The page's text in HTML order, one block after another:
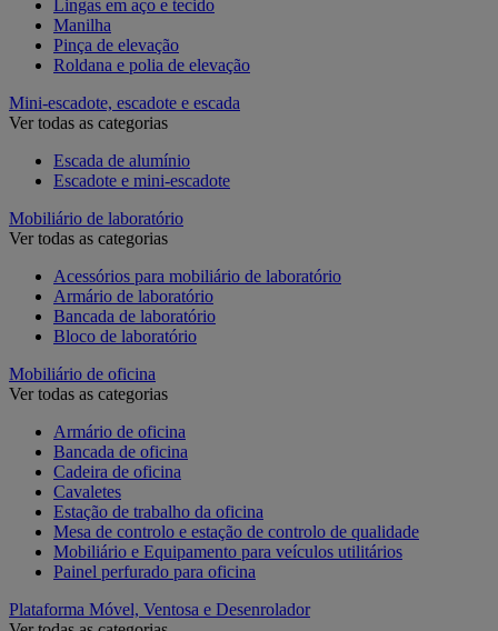
Lingas em aço e tecido
Manilha
Pinça de elevação
Roldana e polia de elevação
Mini-escadote, escadote e escada
Ver todas as categorias
Escada de alumínio
Escadote e mini-escadote
Mobiliário de laboratório
Ver todas as categorias
Acessórios para mobiliário de laboratório
Armário de laboratório
Bancada de laboratório
Bloco de laboratório
Mobiliário de oficina
Ver todas as categorias
Armário de oficina
Bancada de oficina
Cadeira de oficina
Cavaletes
Estação de trabalho da oficina
Mesa de controlo e estação de controlo de qualidade
Mobiliário e Equipamento para veículos utilitários
Painel perfurado para oficina
Plataforma Móvel, Ventosa e Desenrolador